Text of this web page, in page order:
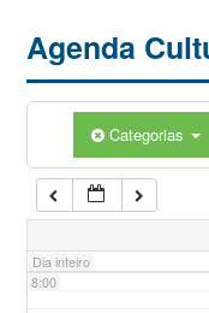
Agenda
Categorias
Dia inteiro
5:00
7:00
8:00